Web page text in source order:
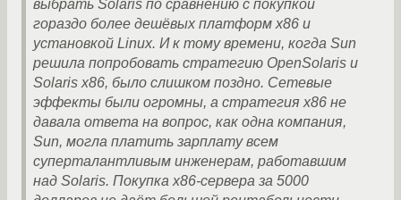
выбрать Solaris по сравнению с покупкой
гораздо более дешёвых платформ x86 и
установкой Linux. И к тому времени, когда Sun
решила попробовать стратегию OpenSolaris и
Solaris x86, было слишком поздно. Сетевые
эффекты были огромны, а стратегия x86 не
давала ответа на вопрос, как одна компания,
Sun, могла платить зарплату всем
суперталантливым инженерам, работавшим
над Solaris. Покупка x86-сервера за 5000